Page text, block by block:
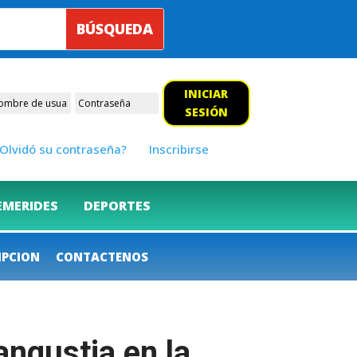
INICIAR
SESIÓN
su contraseña? Inscribirse
DEPORTES
CONTACTENOS